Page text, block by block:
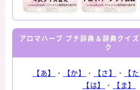
アロマハーブ プチ辞典＆辞典クイ
ク
【あ】 ・ 【か】 ・ 【さ】 ・ 【た
【は】
・ 【ま】